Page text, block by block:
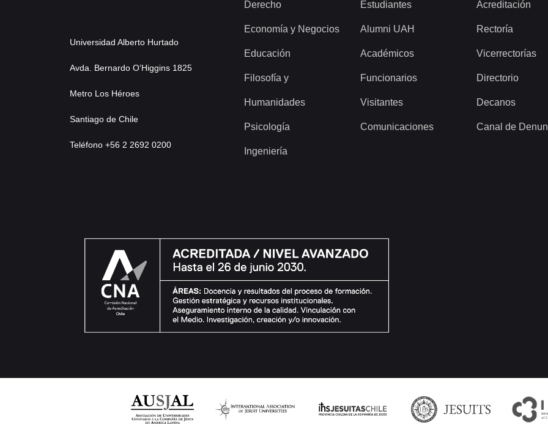
Universidad Alberto Hurtado
Avda. Bernardo O’Higgins 1825
Metro Los Héroes
Santiago de Chile
Teléfono +56 2 2692 0200
Derecho
Economía y Negocios
Educación
Filosofía y
Humanidades
Psicología
Ingeniería
Estudiantes
Alumni UAH
Académicos
Funcionarios
Visitantes
Comunicaciones
Acreditación
Rectoría
Vicerrectorías
Directorio
Decanos
Canal de